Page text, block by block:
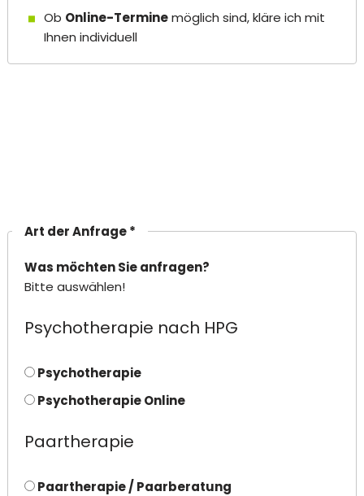
Ob Online-Terminemöglich sind, kläre ich mit
Ihnen individuell
Art der Anfrage *
Was möchten Sie anfragen?
Bitte auswählen!
Psychotherapie nach HPG
Psychotherapie
Psychotherapie Online
Paartherapie
Paartherapie / Paarberatung